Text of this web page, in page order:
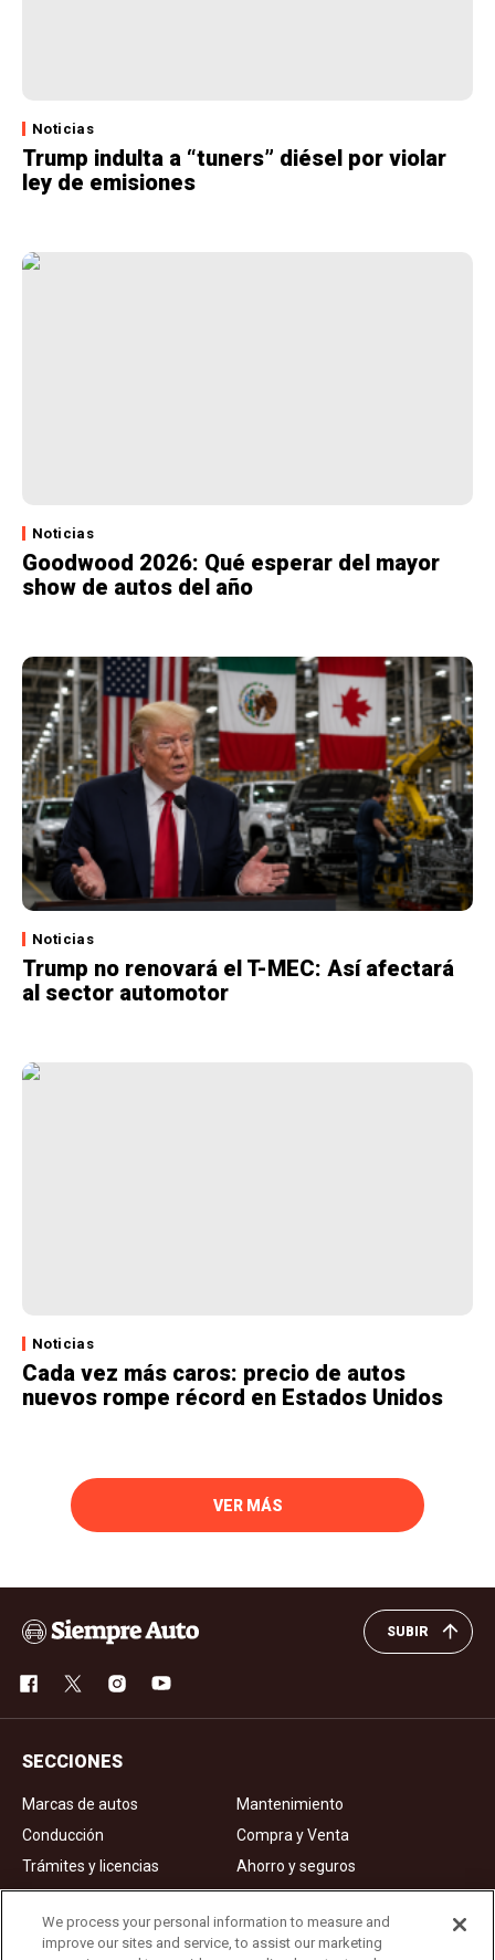
Noticias
Trump indulta a “tuners” diésel por violar
ley de emisiones
Noticias
Goodwood 2026: Qué esperar del mayor
show de autos del año
Noticias
Trump no renovará el T-MEC: Así afectará
al sector automotor
Noticias
Cada vez más caros: precio de autos
nuevos rompe récord en Estados Unidos
VER MÁS
SUBIR
SECCIONES
Marcas de autos
Mantenimiento
Conducción
Compra y Venta
Trámites y licencias
Ahorro y seguros
Noticias
Videos de autos
We process your personal information to measure and
improve our sites and service, to assist our marketing